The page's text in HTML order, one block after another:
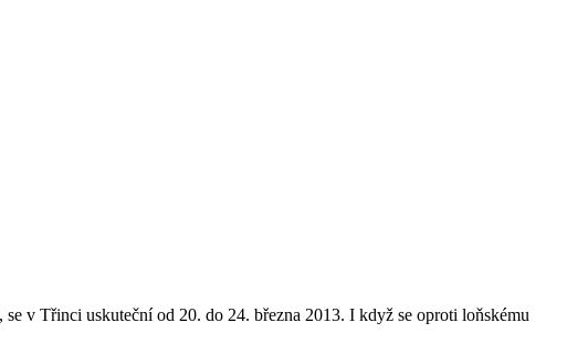
v Třinci uskuteční od 20. do 24. března 2013. I když se oproti loňskému